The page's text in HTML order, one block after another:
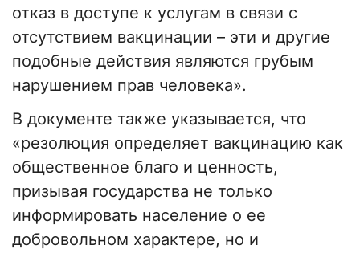
отказ в доступе к услугам в связи с
отсутствием вакцинации – эти и другие
подобные действия являются грубым
нарушением прав человека».
В документе также указывается, что
«резолюция определяет вакцинацию как
общественное благо и ценность,
призывая государства не только
информировать население о ее
добровольном характере, но и